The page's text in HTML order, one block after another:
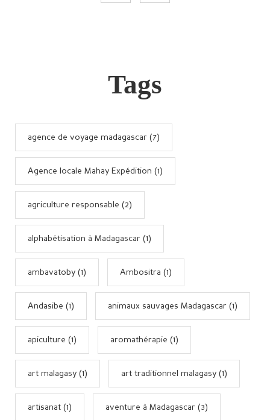
Tags
agence de voyage madagascar (7)
Agence locale Mahay Expédition (1)
agriculture responsable (2)
alphabétisation à Madagascar (1)
ambavatoby (1) Ambositra (1)
Andasibe (1) animaux sauvages Madagascar (1)
apiculture (1) aromathérapie (1)
art malagasy (1) art traditionnel malagasy (1)
artisanat (1) aventure à Madagascar (3)